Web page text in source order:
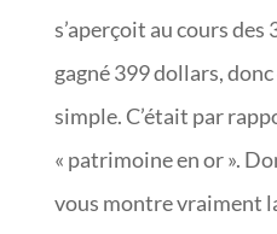
s’aperçoit au cours des
gagné 399 dollars,
simple. C’était par
« patrimoine en or ».
vous montre vraiment